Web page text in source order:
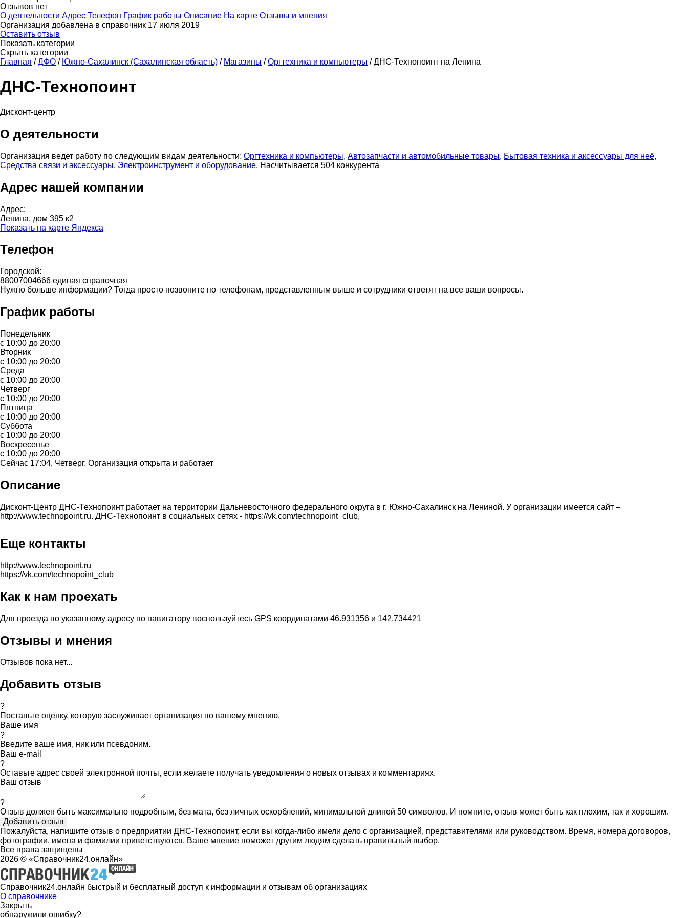
Отзывов нет
О деятельности Адрес Телефон График работы Описание На карте Отзывы и мнения
Организация добавлена в справочник 17 июля 2019
Оставить отзыв
Показать категории
Скрыть категории
Главная / ДФО / Южно-Сахалинск (Сахалинская область) / Магазины / Оргтехника и компьютеры / ДНС-Технопоинт на Ленина
ДНС-Технопоинт
Дисконт-центр
О деятельности
Организация ведет работу по следующим видам деятельности: Оргтехника и компьютеры, Автозапчасти и автомобильные товары, Бытовая техника и аксессуары для неё,
Средства связи и аксессуары, Электроинструмент и оборудование. Насчитывается 504 конкурента
Адрес нашей компании
Адрес:
Ленина, дом 395 к2
Показать на карте Яндекса
Телефон
Городской:
88007004666 единая справочная
Нужно больше информации? Тогда просто позвоните по телефонам, представленным выше и сотрудники ответят на все ваши вопросы.
График работы
Понедельник
с 10:00 до 20:00
Вторник
с 10:00 до 20:00
Среда
с 10:00 до 20:00
Четверг
с 10:00 до 20:00
Пятница
с 10:00 до 20:00
Суббота
с 10:00 до 20:00
Воскресенье
с 10:00 до 20:00
Сейчас 17:04, Четверг. Организация открыта и работает
Описание
Дисконт-Центр ДНС-Технопоинт работает на территории Дальневосточного федерального округа в г. Южно-Сахалинск на Лениной. У организации имеется сайт –
http://www.technopoint.ru. ДНС-Технопоинт в социальных сетях - https://vk.com/technopoint_club,
Еще контакты
http://www.technopoint.ru
https://vk.com/technopoint_club
Как к нам проехать
Для проезда по указанному адресу по навигатору воспользуйтесь GPS координатами 46.931356 и 142.734421
Отзывы и мнения
Отзывов пока нет...
Добавить отзыв
?
Поставьте оценку, которую заслуживает организация по вашему мнению.
Ваше имя
?
Введите ваше имя, ник или псевдоним.
Ваш e-mail
?
Оставьте адрес своей электронной почты, если желаете получать уведомления о новых отзывах и комментариях.
Ваш отзыв
?
Отзыв должен быть максимально подробным, без мата, без личных оскорблений, минимальной длиной 50 символов. И помните, отзыв может быть как плохим, так и хорошим.
Пожалуйста, напишите отзыв о предприятии ДНС-Технопоинт, если вы когда-либо имели дело с организацией, представителями или руководством. Время, номера договоров,
фотографии, имена и фамилии приветствуются. Ваше мнение поможет другим людям сделать правильный выбор.
Все права защищены
2026 © «Справочник24.онлайн»
Справочник24.онлайн быстрый и бесплатный доступ к информации и отзывам об организациях
О справочнике
Закрыть
обнаружили ошибку?